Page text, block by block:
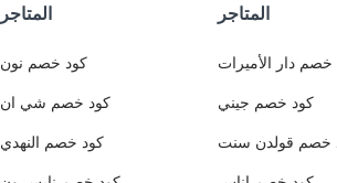
المتاجر
كود خصم نون
كود خصم شي ان
كود خصم النهدي
المتاجر
خصم دار الأميرات
كود خصم جيني
خصم قولدن سنت